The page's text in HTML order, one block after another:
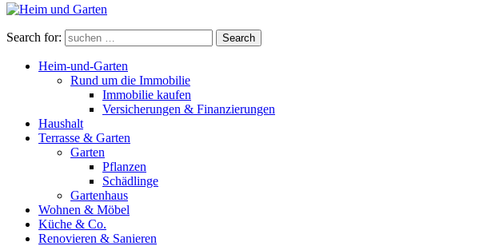
Search for: Search
Heim-und-Garten
Rund um die Immobilie
Immobilie kaufen
Versicherungen & Finanzierungen
Haushalt
Terrasse & Garten
Garten
Pflanzen
Schädlinge
Gartenhaus
Wohnen & Möbel
Küche & Co.
Renovieren & Sanieren